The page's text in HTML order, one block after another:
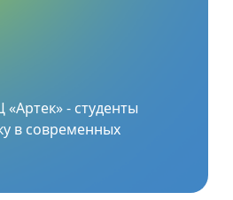
- студенты
в современных